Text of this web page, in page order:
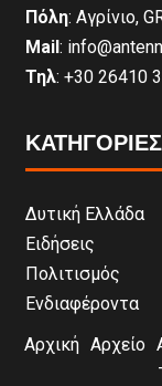
Πόλη: Αγρίνιο,
Mail :
Τηλ: +30 26410
ΚΑΤΗΓΟΡΙΕΣ
Δυτική Ελλάδα
Ειδήσεις
Πολιτισμός
Ενδιαφέροντα
Αρχική Αρχείο